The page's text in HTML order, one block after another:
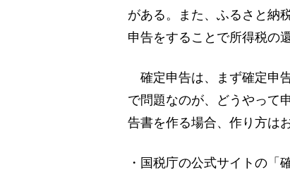
がある。また、ふるさと納
申告をすることで所得税の
確定申告は、まず確定申
で問題なのが、どうやって
告書を作る場合、作り方は
・国税庁の公式サイトの「